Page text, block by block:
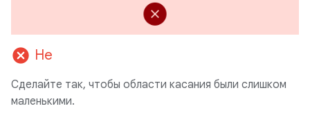
cancel Не
Сделайте так, чтобы области касания были слишком
маленькими.